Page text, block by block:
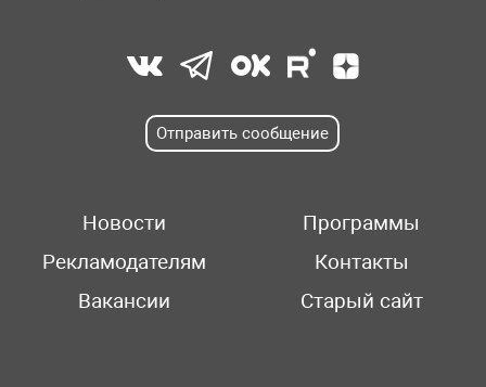
Отправить сообщение
Новости
Программы
Рекламодателям
Контакты
Вакансии
Старый сайт